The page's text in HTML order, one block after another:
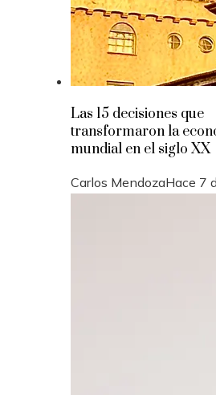
Las 15 decisiones que
transformaron la
mundial en el siglo XX
Carlos MendozaHace 7